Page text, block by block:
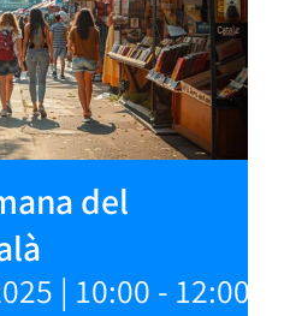
del
| 10:00 - 12:00